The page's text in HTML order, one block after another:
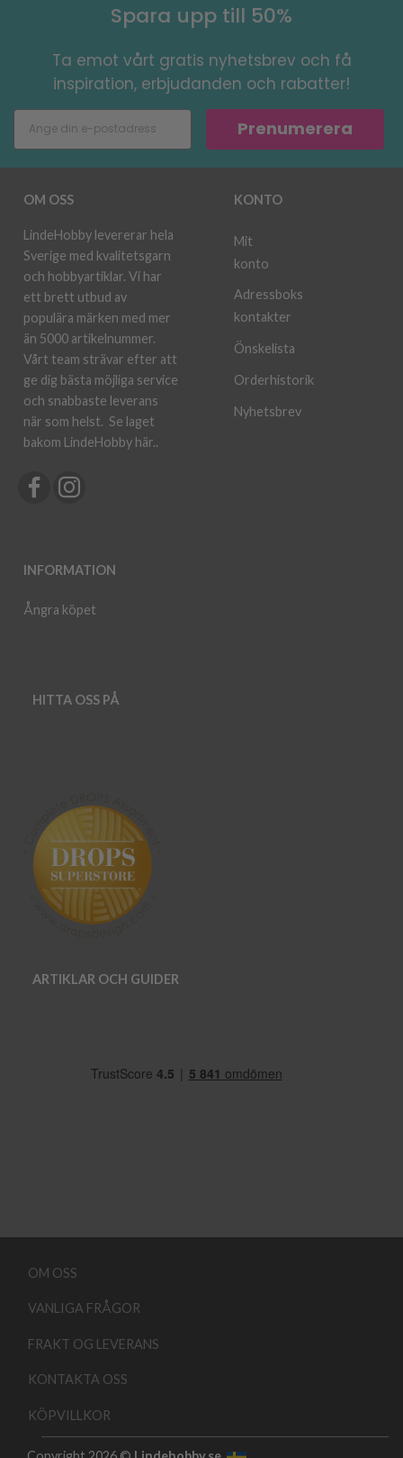
Spara upp till 50%
Ta emot vårt gratis nyhetsbrev och få
inspiration, erbjudanden och rabatter!
Prenumerera
OM OSS
LindeHobby levererar hela
Sverige med kvalitetsgarn
och hobbyartiklar. Vi har
ett brett utbud av
populära märken med mer
än 5000 artikelnummer.
Vårt team strävar efter att
ge dig bästa möjliga service
och snabbaste leverans
när som helst. Se laget
bakom LindeHobby här..
INFORMATION
Ångra köpet
KONTO
Mit
konto
Adressboks
kontakter
Önskelista
Orderhistorik
Nyhetsbrev
HITTA OSS PÅ
ARTIKLAR OCH GUIDER
OM OSS
VANLIGA FRÅGOR
FRAKT OG LEVERANS
KONTAKTA OSS
KÖPVILLKOR